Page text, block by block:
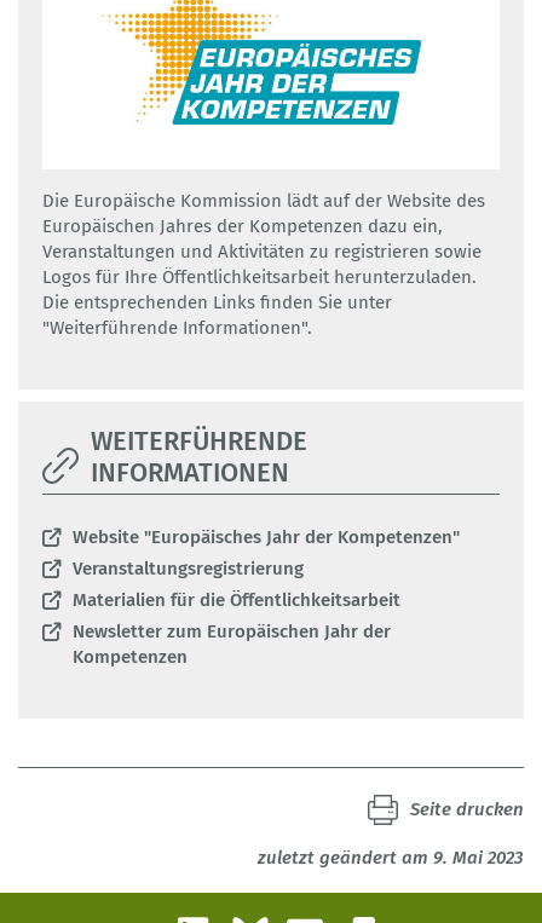
Die Europäische Kommission lädt auf der Website des
Europäischen Jahres der Kompetenzen dazu ein,
Veranstaltungen und Aktivitäten zu registrieren sowie
Logos für Ihre Öffentlichkeitsarbeit herunterzuladen.
Die entsprechenden Links finden Sie unter
"Weiterführende Informationen".
WEITERFÜHRENDE
INFORMATIONEN
Website "Europäisches Jahr der Kompetenzen"
Veranstaltungsregistrierung
Materialien für die Öffentlichkeitsarbeit
Newsletter zum Europäischen Jahr der
Kompetenzen
zuletzt geändert am 9. Mai 2023
Seite drucken